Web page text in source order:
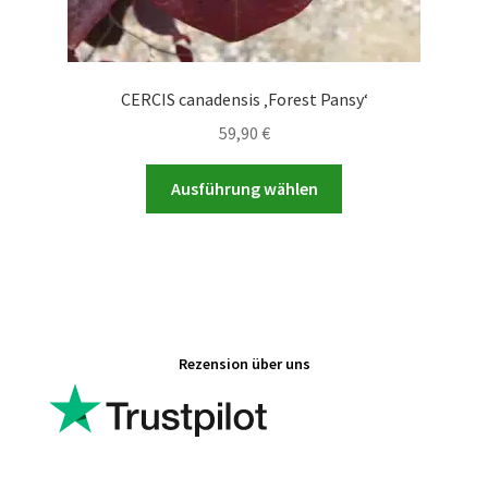
CERCIS canadensis ‚Forest Pansy‘
59,90 €
Ausführung wählen
Rezension über uns